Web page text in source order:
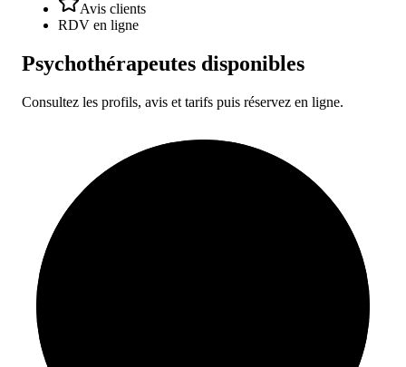
Avis clients
RDV en ligne
Psychothérapeutes disponibles
Consultez les profils, avis et tarifs puis réservez en ligne.